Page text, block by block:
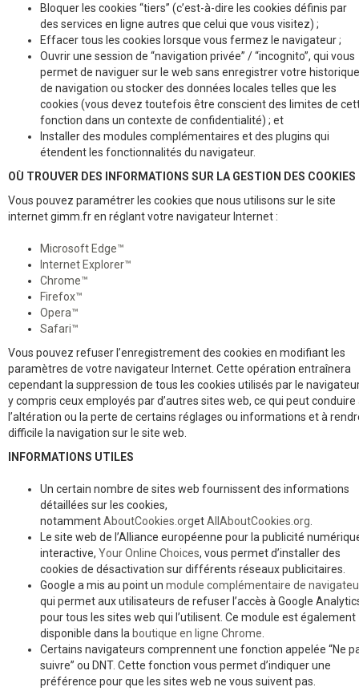
bloquer les cookies “tiers” (c’est-à-dire les cookies définis par
des services en ligne autres que celui que vous visitez) ;
effacer tous les cookies lorsque vous fermez le navigateur ;
ouvrir une session de “navigation privée” / “incognito”, qui vous
permet de naviguer sur le web sans enregistrer votre historique
de navigation ou stocker des données locales telles que les
cookies (vous devez toutefois être conscient des limites de
fonction dans un contexte de confidentialité) ; et
étendent les fonctionnalités du navigateur.
OÙ TROUVER DES INFORMATIONS SUR LA GESTION DES COOKIES
Vous pouvez paramétrer les cookies que nous utilisons sur le site
internet gimm.fr en réglant votre navigateur Internet :
Microsoft Edge™
Internet Explorer™
Chrome™
Firefox™
Opera™
Safari™
Vous pouvez refuser l’enregistrement des cookies en modifiant les
paramètres de votre navigateur Internet. Cette opération entraînera
cependant la suppression de tous les cookies utilisés par le
y compris ceux employés par d’autres sites web, ce qui peut conduire
l’altération ou la perte de certains réglages ou informations et à
difficile la navigation sur le site web.
INFORMATIONS UTILES
Un certain nombre de sites web fournissent des informations
détaillées sur les cookies,
notammentAboutCookies.orgetAllAboutCookies.org
interactive, Your Online Choices, vous permet d’installer des
cookies de désactivation sur différents réseaux publicitaires.
Google a mis au point un module complémentaire de
qui permet aux utilisateurs de refuser l’accès à Google
pour tous les sites web qui l’utilisent. Ce module est également
disponible dans la boutique en ligne Chrome
Certains navigateurs comprennent une fonction appelée “Ne pas
suivre” ou DNT. Cette fonction vous permet d’indiquer une
préférence pour que les sites web ne vous suivent pas.